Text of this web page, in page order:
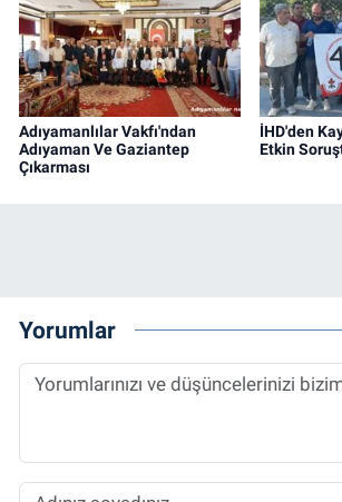
Adıyamanlılar Vakfı'ndan
Adıyaman Ve Gaziantep
Çıkarması
İHD'den
Etkin
Yorumlar